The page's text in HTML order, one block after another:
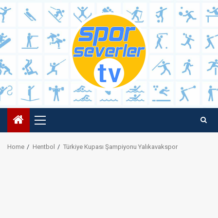
Skip
to
Primary
Menu
Home Hentbol Türkiye Kupası Şampiyonu Yalıkavakspor